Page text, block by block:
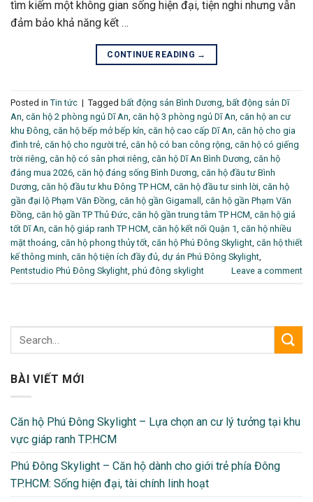
tìm kiếm một không gian sống hiện đại, tiện nghi nhưng vẫn
đảm bảo khả năng kết …
CONTINUE READING →
Posted in Tin tức | Tagged bất động sản Bình Dương bất động sản Dĩ
An căn hộ 2 phòng ngủ Dĩ An căn hộ 3 phòng ngủ Dĩ An căn hộ an cư
khu Đông căn hộ bếp mở bếp kín căn hộ cao cấp Dĩ An căn hộ cho gia
đình trẻ căn hộ cho người trẻ căn hộ có ban công rộng căn hộ có giếng
trời riêng căn hộ có sân phơi riêng căn hộ Dĩ An Bình Dương căn hộ
đáng mua 2026 căn hộ đáng sống Bình Dương căn hộ đầu tư Bình
Dương căn hộ đầu tư khu Đông TP HCM căn hộ đầu tư sinh lời căn hộ
gần đại lộ Phạm Văn Đồng căn hộ gần Gigamall căn hộ gần Phạm Văn
Đồng căn hộ gần TP Thủ Đức căn hộ gần trung tâm TP HCM căn hộ giá
tốt Dĩ An căn hộ giáp ranh TP HCM căn hộ kết nối Quận 1 căn hộ nhiều
mặt thoáng căn hộ phong thủy tốt căn hộ Phú Đông Skylight căn hộ thiết
kế thông minh căn hộ tiện ích đầy đủ dự án Phú Đông Skylight
Pentstudio Phú Đông Skylight phú đông skylight Leave a comment
BÀI VIẾT MỚI
Căn hộ Phú Đông Skylight – Lựa chọn an cư lý tưởng tại khu
vực giáp ranh TP.HCM
Phú Đông Skylight – Căn hộ dành cho giới trẻ phía Đông
TP.HCM: Sống hiện đại, tài chính linh hoạt